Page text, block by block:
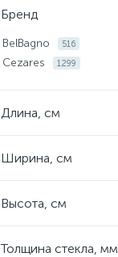
Бренд
BelBagno 516
Cezares 1299
Длина, см
Ширина, см
Высота, см
Толщина стекла, мм